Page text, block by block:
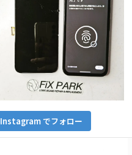
Instagram でフォロー